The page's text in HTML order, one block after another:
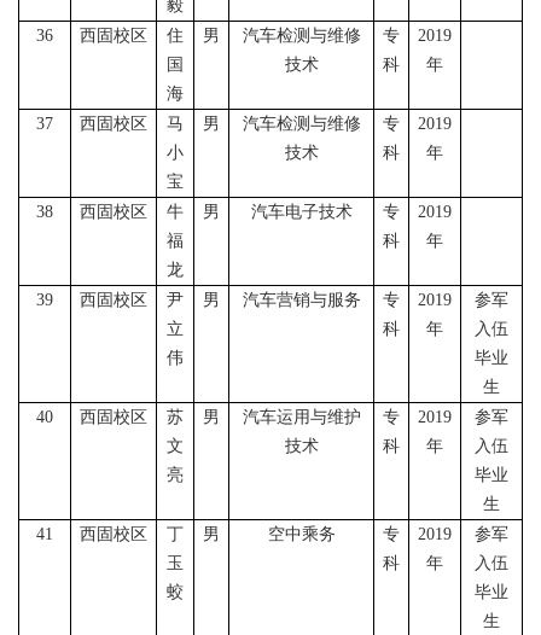
毅
36 西固校区
住
国
海
男
汽车检测与维修
技术
专
科
2019
年
37 西固校区
马
小
宝
男
汽车检测与维修
技术
专
科
2019
年
38 西固校区
牛
福
龙
男 汽车电子技术
专
科
2019
年
39 西固校区
尹
立
伟
男 汽车营销与服务
专
科
2019
年
参军
入伍
毕业
生
40
西固校区
苏
文
亮
男
汽车运用与维护
技术
专
科
2019
年
参军
入伍
毕业
生
41
西固校区
丁
玉
蛟
男 空中乘务
专
科
2019
年
参军
入伍
毕业
生